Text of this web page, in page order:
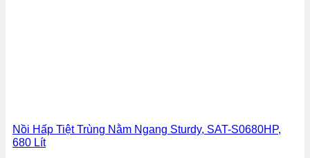
Nồi Hấp Tiệt Trùng Nằm Ngang Sturdy, SAT-S0680HP,
680 Lít